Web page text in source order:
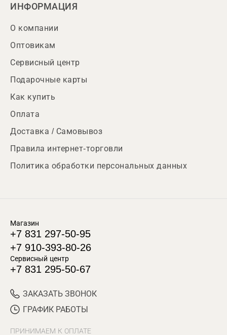
ИНФОРМАЦИЯ
О компании
Оптовикам
Сервисный центр
Подарочные карты
Как купить
Оплата
Доставка / Самовывоз
Правила интернет-торговли
Политика обработки персональных данных
Магазин
+7 831 297-50-95
+7 910-393-80-26
Сервисный центр
+7 831 295-50-67
ЗАКАЗАТЬ ЗВОНОК
ГРАФИК РАБОТЫ
ПРИНИМАЕМ К ОПЛАТЕ